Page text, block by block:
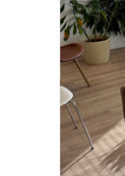
het
Bij
plek
dat je
passen
nieuwe